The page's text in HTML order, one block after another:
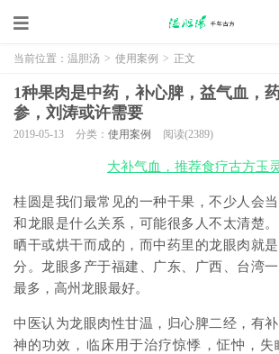
当前位置： 温胆汤 > 使用案例 > 正文
1种果肉是中药，补心脾，益气血，
参，刘涛或许需要
2019-05-13 分类： 使用案例 阅读(2389)
大补气血，推荐食疗古方玉
桂圆是我们最常见的一种干果，不少人会
和龙眼是什么关系，可能很多人不太清楚
晒干或烘干而成的，而中药里的龙眼肉就
分。龙眼多产于福建、广东、广西、台湾
最多，高州龙眼最好。
中医认为龙眼肉性甘温，归心脾二经，有
神的功效，临床用于治疗惊悸，怔忡，失